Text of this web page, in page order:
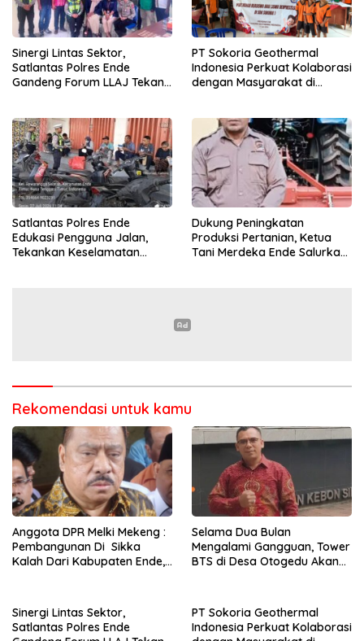
Sinergi Lintas Sektor,
Satlantas Polres Ende
Gandeng Forum LLAJ Tekan
PT Sokoria Geothermal
Indonesia Perkuat Kolaborasi
dengan Masyarakat di
Satlantas Polres Ende
Edukasi Pengguna Jalan,
Tekankan Keselamatan
Dukung Peningkatan
Produksi Pertanian, Ketua
Tani Merdeka Ende Salurkan
Rekomendasi untuk kamu
Anggota DPR Melki Mekeng :
Pembangunan Di Sikka
Kalah Dari Kabupaten Ende,
Selama Dua Bulan
Mengalami Gangguan, Tower
BTS di Desa Otogedu Akan
Sinergi Lintas Sektor,
Satlantas Polres Ende
PT Sokoria Geothermal
Indonesia Perkuat Kolaborasi